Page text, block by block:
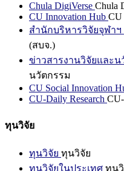
Chula DigiVerse Chula
CU Innovation Hub CU
สำนักบริหารวิจัยจุฬาฯ
(สบจ.)
ข่าวสารงานวิจัยและน
นวัตกรรม
CU Social Innovation
CU-Daily Research
ทุนวิจัย
ทุนวิจัย ทุนวิจัย
ทุนวิจัยในประเทศ ทุน